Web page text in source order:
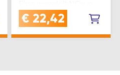
unschädliches Wasser
und Stickstoff um -
€ 22,42